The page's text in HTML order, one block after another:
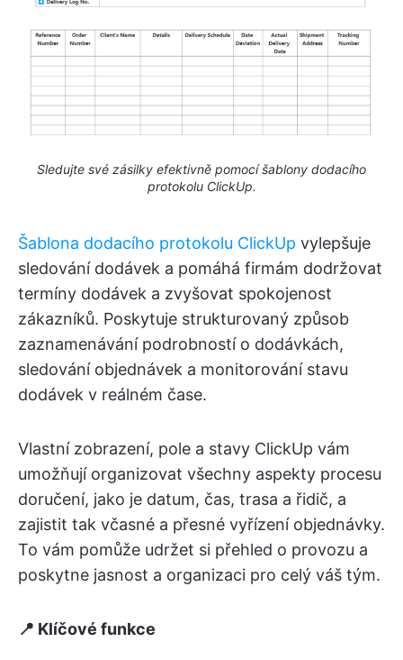
Sledujte své zásilky efektivně pomocí šablony dodacího
protokolu ClickUp.
Šablona dodacího protokolu ClickUp vylepšuje
sledování dodávek a pomáhá firmám dodržovat
termíny dodávek a zvyšovat spokojenost
zákazníků. Poskytuje strukturovaný způsob
zaznamenávání podrobností o dodávkách,
sledování objednávek a monitorování stavu
dodávek v reálném čase.
Vlastní zobrazení, pole a stavy ClickUp vám
umožňují organizovat všechny aspekty procesu
doručení, jako je datum, čas, trasa a řidič, a
zajistit tak včasné a přesné vyřízení objednávky.
To vám pomůže udržet si přehled o provozu a
poskytne jasnost a organizaci pro celý váš tým.
📍 Klíčové funkce